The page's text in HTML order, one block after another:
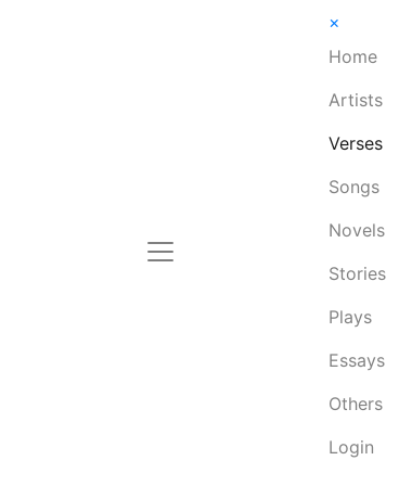
×
Home
Artists
Verses
Songs
Novels
Stories
Plays
Essays
Others
Login